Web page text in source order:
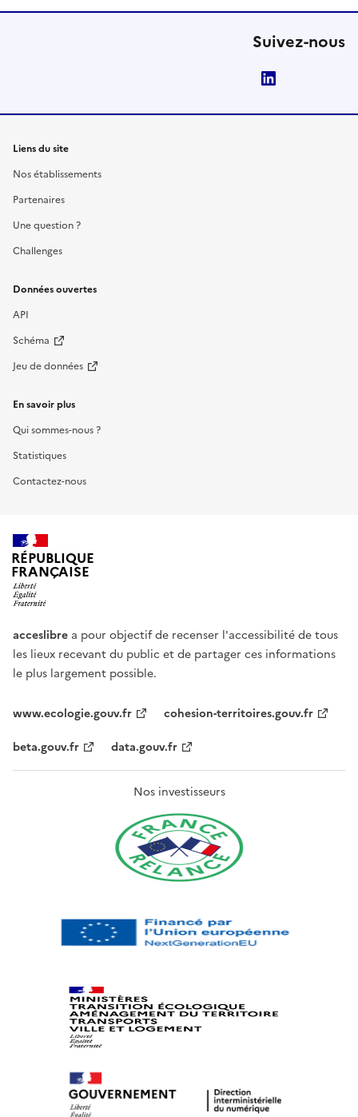
Suivez-nous
Liens du site
Nos établissements
Partenaires
Une question ?
Challenges
Données ouvertes
API
Schéma
Jeu de données
En savoir plus
Qui sommes-nous ?
Statistiques
Contactez-nous
RÉPUBLIQUE
FRANÇAISE
acceslibre a pour objectif de recenser l'accessibilité de tous
les lieux recevant du public et de partager ces informations
le plus largement possible.
www.ecologie.gouv.fr
cohesion-territoires.gouv.fr
beta.gouv.fr
data.gouv.fr
Nos investisseurs